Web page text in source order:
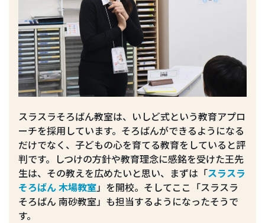
スラスラそろばん教室は、いしど式という教育アプロ
ーチを採用しています。そろばんができるようになる
だけでなく、子どもの心を育てる教育をしていると評
判です。しつけの方針や教育理念に感銘を受けた王先
生は、その教えを広めたいと思い、まずは「スラスラ
そろばん 木場教室」を開校。そしてここ「スラスラ
そろばん 南砂教室」も担当するようになったそうで
す。